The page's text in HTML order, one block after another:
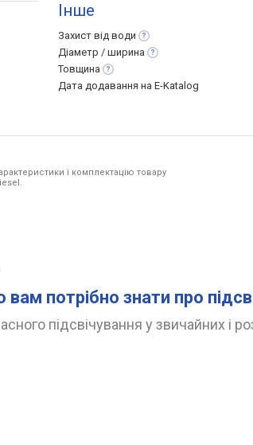
Інше
Захист від води
Діаметр / ширина
Товщина
Дата додавання на E-Katalog
і комплектацію товару
потрібно знати про
підсвічування у звичайних і